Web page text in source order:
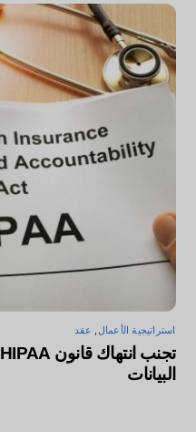
استراتيجية الأعمال عقد
البيانات